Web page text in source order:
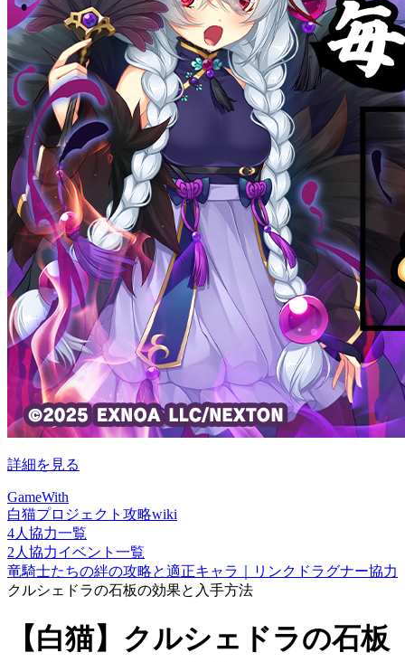
詳細を見る
GameWith
白猫プロジェクト攻略wiki
4人協力一覧
2人協力イベント一覧
竜騎士たちの絆の攻略と適正キャラ｜リンクドラグナー協力
クルシェドラの石板の効果と入手方法
【白猫】クルシェドラの石板